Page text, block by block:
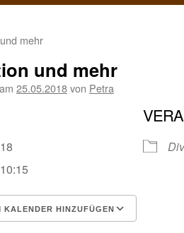
mehr
und mehr
25.05.2018von Petra
KALENDER HINZUFÜGEN